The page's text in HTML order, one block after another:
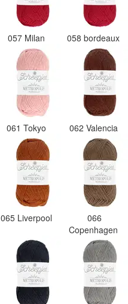
057 Milan 058 bordeaux
061 Tokyo 062 Valencia
065 Liverpool
066
Copenhagen